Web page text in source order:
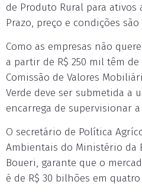
de Produto Rural para ativos
Prazo, preço e condições
Como as empresas não
a partir de R$ 250 mil têm
Comissão de Valores
Verde deve ser submetida a
encarrega de supervisionar
O secretário de Política
Ambientais do Ministério da
Boueri, garante que o
é de R$ 30 bilhões em quatro